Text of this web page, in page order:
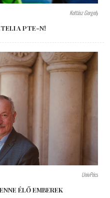
Kottász Gergely
A PTE-N!
UnivPécs
ÉLŐ EMBEREK